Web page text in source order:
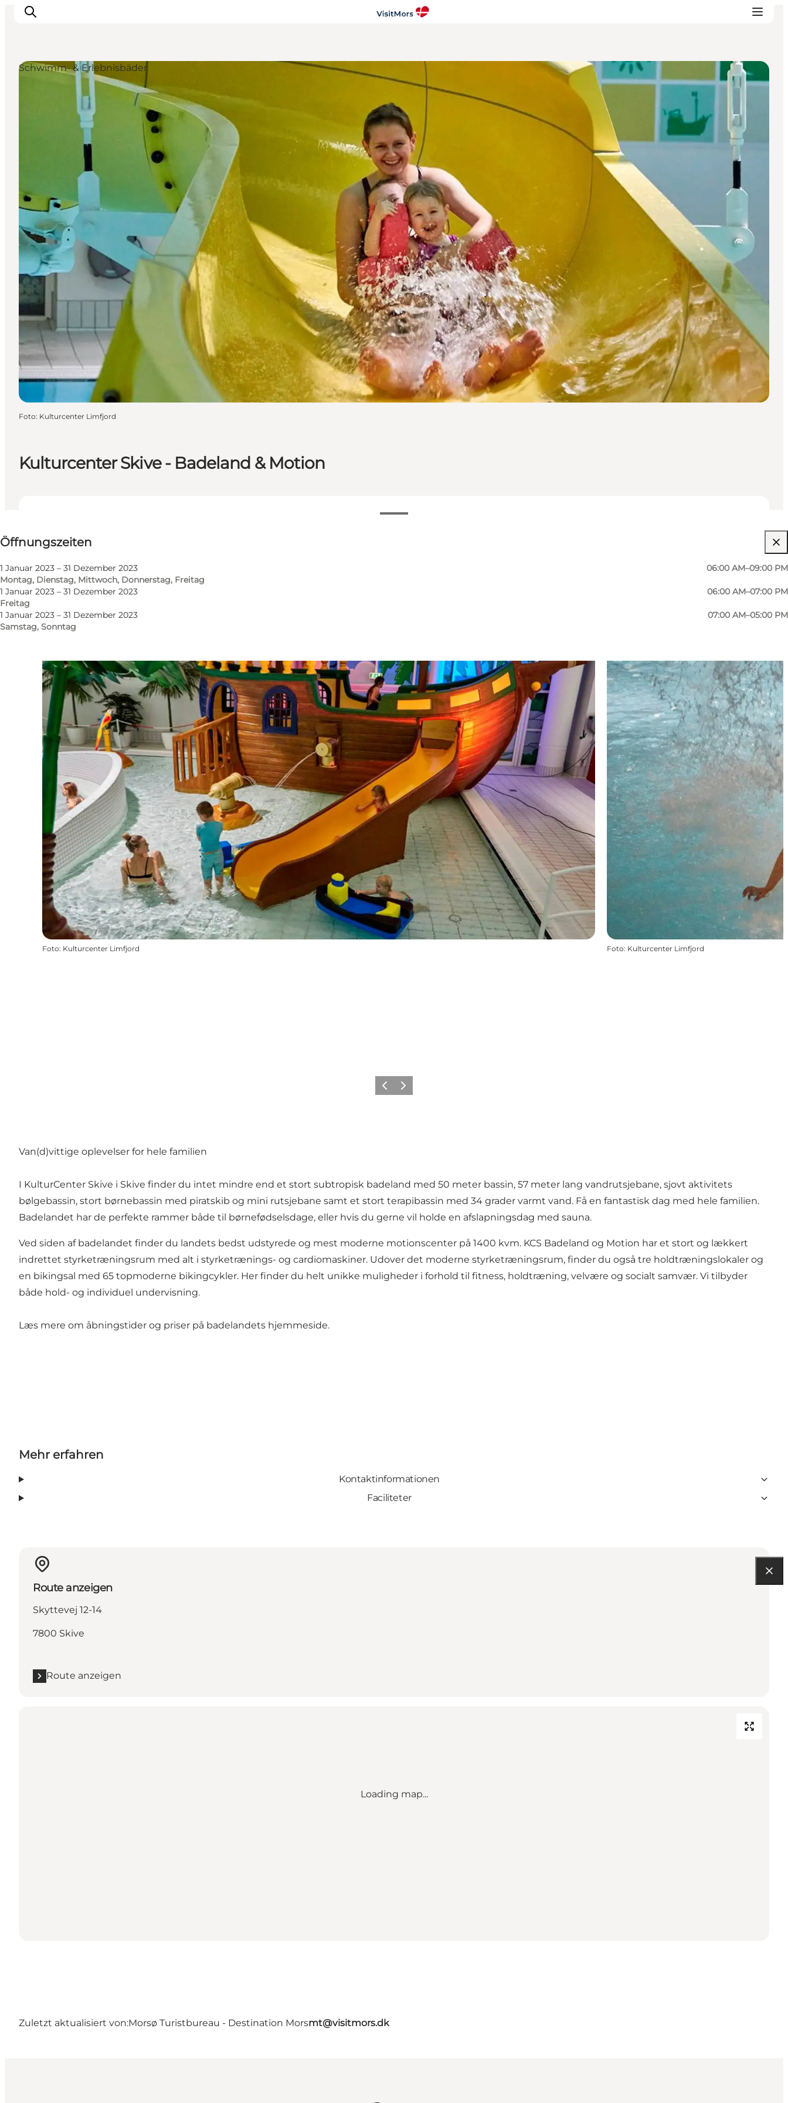
Aktivitäten
Erlebnisse
Infos über Mors
Unterkunft
Pauschalreisen / Urlaub
Planen Sie Ihre Reise
Kulturcenter Skive - Badeland & Motion
Öffnungszeiten
1 Januar 2023 – 31 Dezember 2023
Montag, Dienstag, Mittwoch, Donnerstag, Freitag
06:00 AM–09:00 PM
1 Januar 2023 – 31 Dezember 2023
Freitag
06:00 AM–07:00 PM
1 Januar 2023 – 31 Dezember 2023
Samstag, Sonntag
07:00 AM–05:00 PM
Website besuchen
Schwimm- & Erlebnisbäder
Foto: Kulturcenter Limfjord
Foto: Kulturcenter Limfjord Foto: Kulturcenter Limfjord
Vorherige Folie
Nächste Folie
Van(d)vittige oplevelser for hele familien
I KulturCenter Skive i Skive finder du intet mindre end et stort subtropisk badeland med 50 meter bassin, 57 meter lang vandrutsjebane, sjovt aktivitets
bølgebassin, stort børnebassin med piratskib og mini rutsjebane samt et stort terapibassin med 34 grader varmt vand. Få en fantastisk dag med hele familien.
Badelandet har de perfekte rammer både til børnefødselsdage, eller hvis du gerne vil holde en afslapningsdag med sauna.
Ved siden af badelandet finder du landets bedst udstyrede og mest moderne motionscenter på 1400 kvm. KCS Badeland og Motion har et stort og lækkert
indrettet styrketræningsrum med alt i styrketrænings- og cardiomaskiner. Udover det moderne styrketræningsrum, finder du også tre holdtræningslokaler og
en bikingsal med 65 topmoderne bikingcykler. Her finder du helt unikke muligheder i forhold til fitness, holdtræning, velvære og socialt samvær. Vi tilbyder
både hold- og individuel undervisning.
Læs mere om åbningstider og priser på badelandets hjemmeside.
Mehr erfahren
Kontaktinformationen
Faciliteter
Route anzeigen
Skyttevej 12-14
7800 Skive
Route anzeigen
Loading map...
Zuletzt aktualisiert von:Morsø Turistbureau - Destination Morsmt@visitmors.dk